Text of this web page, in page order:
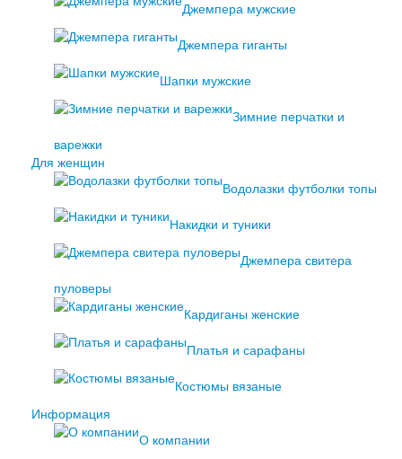
Джемпера мужские
Джемпера гиганты
Шапки мужские
Зимние перчатки и
варежки
Для женщин
Водолазки футболки топы
Накидки и туники
Джемпера свитера
пуловеры
Кардиганы женские
Платья и сарафаны
Костюмы вязаные
Информация
О компании